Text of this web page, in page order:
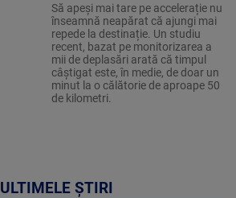
Să apeși mai tare pe accelerație nu
înseamnă neapărat că ajungi mai
repede la destinație. Un studiu
recent, bazat pe monitorizarea a
mii de deplasări arată că timpul
câștigat este, în medie, de doar un
minut la o călătorie de aproape 50
de kilometri.
ULTIMELE ȘTIRI